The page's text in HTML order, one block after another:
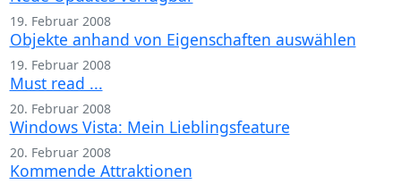
19. Februar 2008
Objekte anhand von Eigenschaften auswählen
19. Februar 2008
Must read ...
20. Februar 2008
Windows Vista: Mein Lieblingsfeature
20. Februar 2008
Kommende Attraktionen